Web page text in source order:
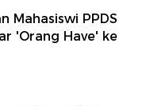
Mahasiswi PPDS
'Orang Have' ke